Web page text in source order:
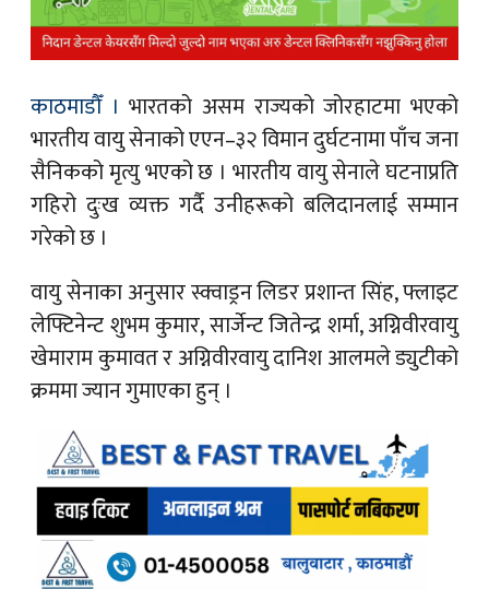
काठमाडौँ । भारतको असम राज्यको जोरहाटमा भएको
भारतीय वायु सेनाको एएन–३२ विमान दुर्घटनामा पाँच जना
सैनिकको मृत्यु भएको छ । भारतीय वायु सेनाले घटनाप्रति
गहिरो दुःख व्यक्त गर्दै उनीहरूको बलिदानलाई सम्मान
गरेको छ ।
वायु सेनाका अनुसार स्क्वाड्रन लिडर प्रशान्त सिंह, फ्लाइट
लेफ्टिनेन्ट शुभम कुमार, सार्जेन्ट जितेन्द्र शर्मा, अग्निवीरवायु
खेमाराम कुमावत र अग्निवीरवायु दानिश आलमले ड्युटीको
क्रममा ज्यान गुमाएका हुन् ।